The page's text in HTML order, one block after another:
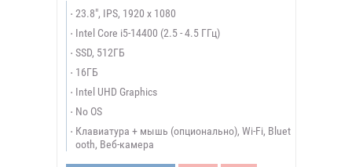
23.8", IPS, 1920 x 1080
Intel Core i5-14400 (2.5 - 4.5 ГГц)
SSD, 512ГБ
16ГБ
Intel UHD Graphics
No OS
Клавиатура + мышь (опционально), Wi-Fi, Bluet
ooth, Веб-камера